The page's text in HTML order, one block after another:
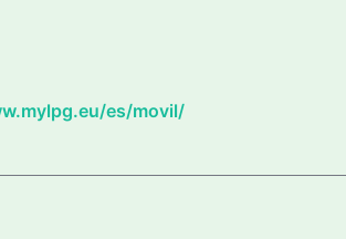
es/movil/